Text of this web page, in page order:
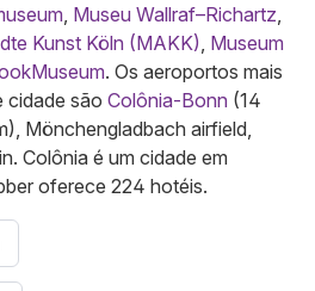
Museu Wallraf–Richartz
Kunst Köln (MAKK) Museum
. Os aeroportos mais
cidade são Colônia-Bonn (14
Mönchengladbach airfield,
Colônia é um cidade em
oferece 224 hotéis.